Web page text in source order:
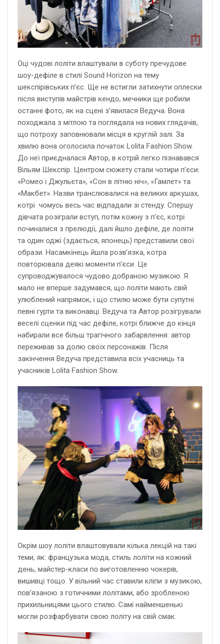
Оці чудові лоліти влаштували в суботу пречудове
шоу-дефіле в стилі Sound Horizon на тему
шекспірівських п’єс. Ще не встигли затихнути оплески
після виступів майстрів кендо, мечники ще робили
останні фото, як на сцені з’явилася Ведуча. Вона
походжала з мітлою та поглядала на нових глядачів,
що потроху заповнювали місця в круглій залі. За
хвилю вона оголосила початок Lolita Fashion Show.
До неї приєдналася Автор, в котрій легко пізнавався
Вільям Шекспір. Центром сюжету стали чотири п’єси:
«Ромео і Джульєта», «Сон в літню ніч», «Гамлет» та
«Макбет». Назви транслювалися на великих аркушах,
котрі чомусь весь час відпадали зі стенду. Спершу
дівчата розіграли вступ, потім кожну з п’єс, котрі
починалися з прелюдії, далі йшло дефіле, де лоліти
та один оджі (здається, японець) представили свої
образи. Насамкінець йшла розв’язка, котра
повторювала деякі моменти п’єси. Це
супроводжувалося чудово добраною музикою. Я
мало не вперше задумався, що лоліти мають свій
улюблений напрямок, і що стилю може бути супутні
певні гурти та виконавці. Ведуча та Автор розігрували
веселі сценки під час дефіле, котрі ближче до кінця
набирали все більш трагічного забарвлення: автор
переживав за долю своїх персонажів. Після
закінчення Ведуча представила всіх учасниць та
учасників Lolita Fashion Show.
Окрім шоу лоліти влаштовували кілька лекцій на такі
теми, як: французька мода, стиль лоліти на кожний
день, майстер-класи по виготовленню чокерів,
вишивці тощо. У вільний час ставили кліпи з музикою,
пов’язаною з готичними лолітами, або зробленою
прихильницями цього стилю. Самі найменшенькі
могли розфарбувати свою лоліту на свій смак.